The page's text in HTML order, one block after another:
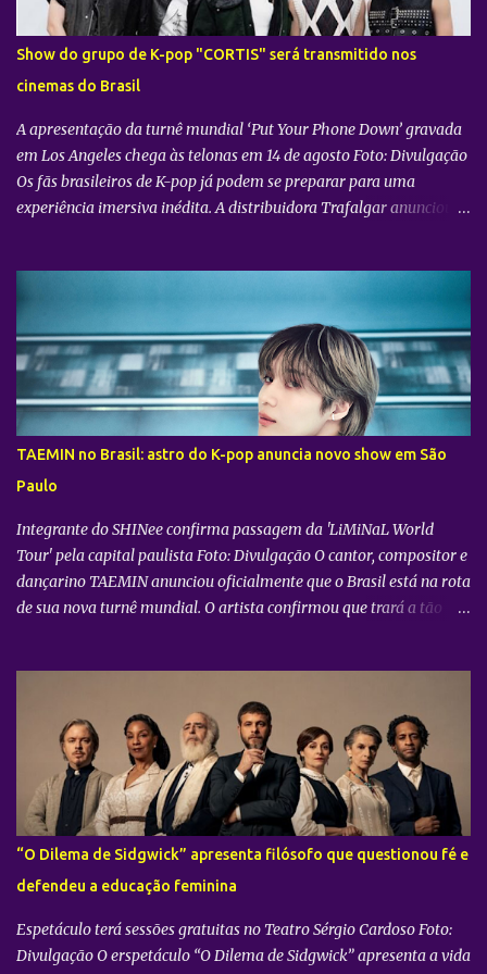
Show do grupo de K-pop "CORTIS" será transmitido nos
cinemas do Brasil
A apresentação da turnê mundial ‘Put Your Phone Down’ gravada
em Los Angeles chega às telonas em 14 de agosto Foto: Divulgação
Os fãs brasileiros de K-pop já podem se preparar para uma
experiência imersiva inédita. A distribuidora Trafalgar anunciou o
realizado diretamente do YouTube Theater , na cidade de Los
Angeles (EUA). O objetivo da ação é proporcionar ao público uma
vivência cinematográfica com som e imagem de alta qualidade,
conectando os fãs de todo o mundo à energia da primeira turnê
mundial do quinteto. Produzido pela gigante do entretenimento
asiático HYBE e distribuído globalmente pela Trafalgar, o evento
promete transportar o fandom — conhecido oficialmente como
COERS — para o centro da apresentação. Como um bônus especial
para as sessões nos cine...
TAEMIN no Brasil: astro do K-pop anuncia novo show em São
Paulo
Integrante do SHINee confirma passagem da 'LiMiNaL World
Tour' pela capital paulista Foto: Divulgação O cantor, compositor e
dançarino TAEMIN anunciou oficialmente que o Brasil está na rota
de sua nova turnê mundial. O artista confirmou que trará a tão
excursão do astro rodará o mundo com apresentações distribuídas
pela Ásia, América do Norte e América do Sul. Além do aguardado
encontro com os fãs brasileiros em São Paulo, a agenda
internacional do artista tem paradas confirmadas em metrópoles
como Seul, San José, Los Angeles, Las Vegas, Grand Prairie,
Chicago, Newark, Monterrey, Cidade do México, Santiago e Lima.
Retorno após sucesso como solista no país Foto: Divulgação A
confirmação do novo espetáculo firma o rápido retorno de
TAEMIN ...
“O Dilema de Sidgwick” apresenta filósofo que questionou fé e
defendeu a educação feminina
Espetáculo terá sessões gratuitas no Teatro Sérgio Cardoso Foto:
Divulgação O erspetáculo “O Dilema de Sidgwick” apresenta a vida